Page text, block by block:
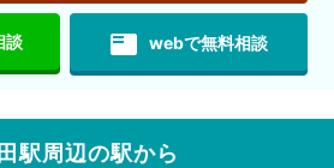
談 featured_play_list webで無料相談
駅周辺の駅から